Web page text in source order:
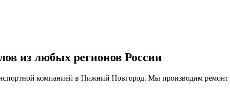
из любых регионов России
компанией в Нижний Новгород. Мы производим ремонт